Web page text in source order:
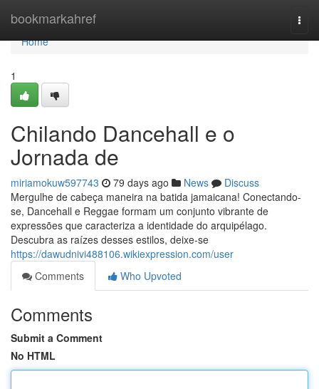
bookmarkahref
Home
Home
1
Chilando Dancehall e o
Jornada de
miriamokuw597743 79 days ago News
Discuss
Mergulhe de cabeça maneira na batida jamaicana! Conectando-
se, Dancehall e Reggae formam um conjunto vibrante de
expressões que caracteriza a identidade do arquipélago.
Descubra as raízes desses estilos, deixe-se
https://dawudnivi488106.wikiexpression.com/user
Comments
Who Upvoted
Comments
Submit a Comment
No HTML